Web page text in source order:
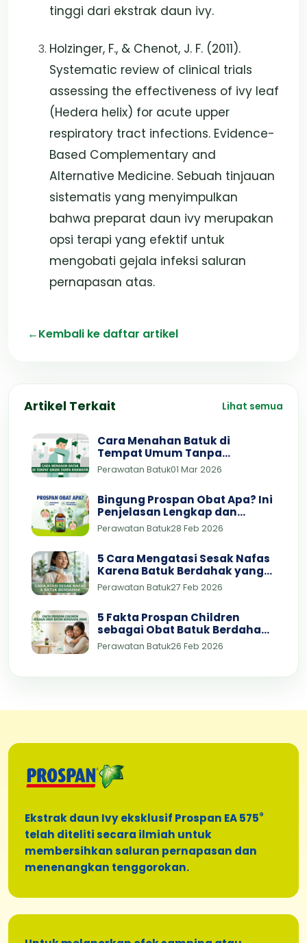
tinggi dari ekstrak daun ivy.
Holzinger, F., & Chenot, J. F. (2011).
Systematic review of clinical trials
assessing the effectiveness of ivy leaf
(Hedera helix) for acute upper
respiratory tract infections. Evidence-
Based Complementary and
Alternative Medicine. Sebuah tinjauan
sistematis yang menyimpulkan
bahwa preparat daun ivy merupakan
opsi terapi yang efektif untuk
mengobati gejala infeksi saluran
pernapasan atas.
←Kembali ke daftar artikel
Artikel Terkait Lihat semua
Cara Menahan Batuk di
Tempat Umum Tanpa
Khawatir
Perawatan Batuk01 Mar 2026
Bingung Prospan Obat Apa? Ini
Penjelasan Lengkap dan
Dosisnya
Perawatan Batuk28 Feb 2026
5 Cara Mengatasi Sesak Nafas
Karena Batuk Berdahak yang
Bisa Dicoba di Rumah
Perawatan Batuk27 Feb 2026
5 Fakta Prospan Children
sebagai Obat Batuk Berdahak
Anak 3 Tahun yang Aman dan
Perawatan Batuk26 Feb 2026
Ekstrak daun Ivy eksklusif Prospan EA 575®
telah diteliti secara ilmiah untuk
membersihkan saluran pernapasan dan
menenangkan tenggorokan.